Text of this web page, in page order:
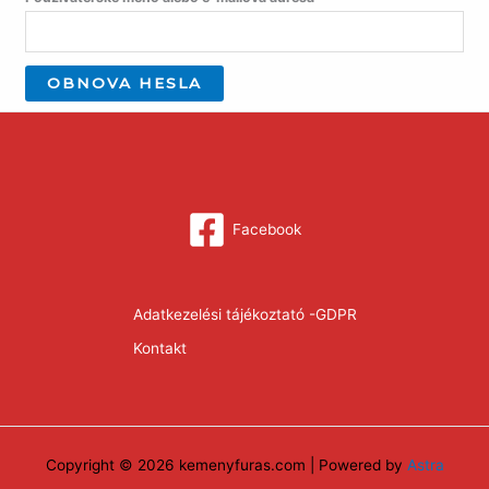
OBNOVA HESLA
Facebook
Adatkezelési tájékoztató -GDPR
Kontakt
Copyright © 2026 kemenyfuras.com | Powered by Astra